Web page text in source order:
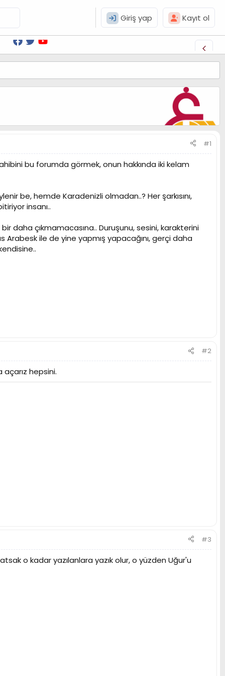
Giriş yap Kayıt ol
#1
bu forumda görmek, onun hakkında iki kelam
be, hemde Karadenizli olmadan..? Her şarkısını,
insanı..
daha çıkmamacasına.. Duruşunu, sesini, karakterini
ile de yine yapmış yapacağını, gerçi daha
#2
açarız hepsini.
#3
o kadar yazılanlara yazık olur, o yüzden Uğur'u